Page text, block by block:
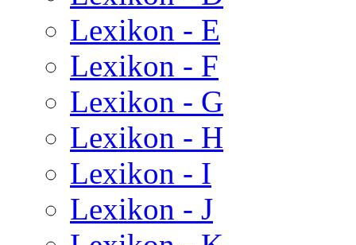
Lexikon - E
Lexikon - F
Lexikon - G
Lexikon - H
Lexikon - I
Lexikon - J